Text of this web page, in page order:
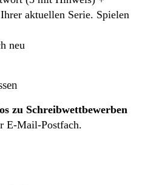
aktuellen Serie. Spielen
neu
zu Schreibwettbewerben
E-Mail-Postfach.